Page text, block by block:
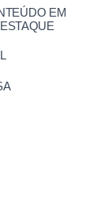
EM